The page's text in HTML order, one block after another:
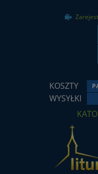
KOSZTY
WYSYŁKI